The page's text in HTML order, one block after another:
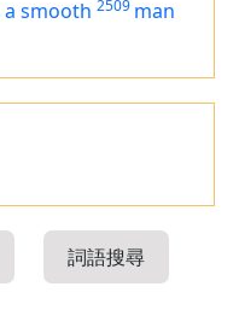
a smooth 2509 man
詞語搜尋